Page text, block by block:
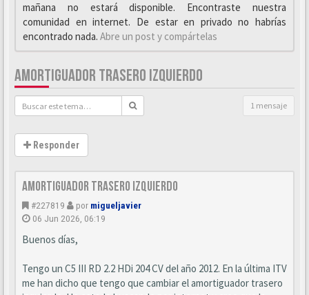
mañana no estará disponible. Encontraste nuestra
comunidad en internet. De estar en privado no habrías
encontrado nada. Abre un post y compártelas
AMORTIGUADOR TRASERO IZQUIERDO
1 mensaje
Responder
Amortiguador trasero izquierdo
#227819 por migueljavier
06 Jun 2026, 06:19
Buenos días,
Tengo un C5 III RD 2.2 HDi 204 CV del año 2012. En la última ITV
me han dicho que tengo que cambiar el amortiguador trasero